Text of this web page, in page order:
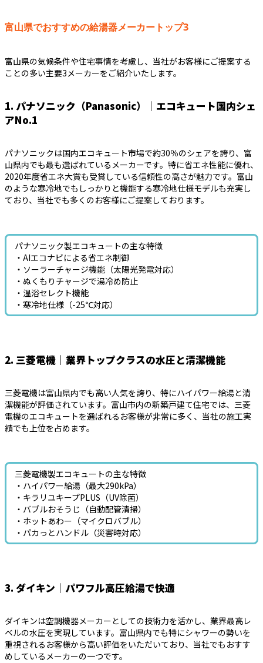
富山県でおすすめの給湯器メーカートップ3
富山県の気候条件や住宅事情を考慮し、当社がお客様にご提案する
ことの多い主要3メーカーをご紹介いたします。
1. パナソニック（Panasonic）｜エコキュート国内シェ
アNo.1
パナソニックは国内エコキュート市場で約30％のシェアを誇り、富
山県内でも最も選ばれているメーカーです。特に省エネ性能に優れ、
2020年度省エネ大賞も受賞している信頼性の高さが魅力です。富山
のような寒冷地でもしっかりと機能する寒冷地仕様モデルも充実し
ており、当社でも多くのお客様にご提案しております。
パナソニック製エコキュートの主な特徴
・AIエコナビによる省エネ制御
・ソーラーチャージ機能（太陽光発電対応）
・ぬくもりチャージで湯冷め防止
・温浴セレクト機能
・寒冷地仕様（-25℃対応）
2. 三菱電機｜業界トップクラスの水圧と清潔機能
三菱電機は富山県内でも高い人気を誇り、特にハイパワー給湯と清
潔機能が評価されています。富山市内の新築戸建て住宅では、三菱
電機のエコキュートを選ばれるお客様が非常に多く、当社の施工実
績でも上位を占めます。
三菱電機製エコキュートの主な特徴
・ハイパワー給湯（最大290kPa）
・キラリユキープPLUS（UV除菌）
・バブルおそうじ（自動配管清掃）
・ホットあわー（マイクロバブル）
・パカっとハンドル（災害時対応）
3. ダイキン｜パワフル高圧給湯で快適
ダイキンは空調機器メーカーとしての技術力を活かし、業界最高レ
ベルの水圧を実現しています。富山県内でも特にシャワーの勢いを
重視されるお客様から高い評価をいただいており、当社でもおすす
めしているメーカーの一つです。